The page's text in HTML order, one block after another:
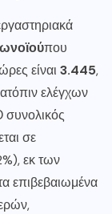
που
είναι 3.445,
ελέγχων
συνολικός
σε
εκ των
επιβεβαιωμένα